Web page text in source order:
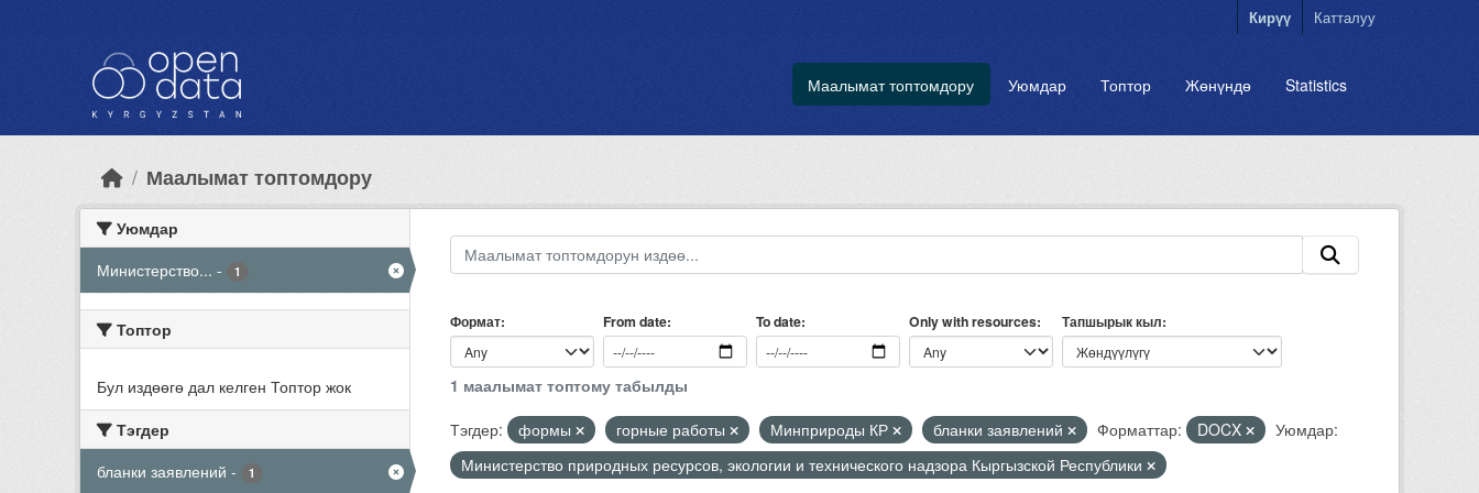
Кирүү Катталуу
Маалымат топтомдору Уюмдар Топтор Жөнүндө Statistics
Маалымат топтомдору
Уюмдар
Министерство... - 1
Топтор
Бул издөөгө дал келген Топтор жок
Тэгдер
бланки заявлений - 1
Формат From date To date Only with resources Тапшырык кыл
1 маалымат топтому табылды
Тэгдер:
формы горные работы Минприроды КР бланки заявлений Форматтар: DOCX
Уюмдар:
Министерство природных ресурсов, экологии и технического надзора Кыргызской Республики